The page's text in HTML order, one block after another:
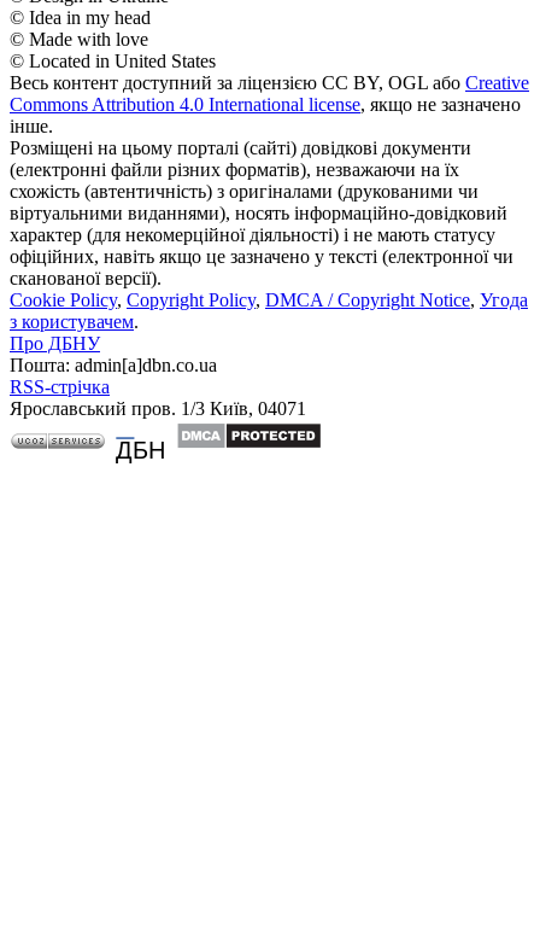
© Idea in my head
© Made with love
© Located in United States
Весь контент доступний за ліцензією CC BY, OGL або Creative
Commons Attribution 4.0 International license, якщо не зазначено
інше.
Розміщені на цьому порталі (сайті) довідкові документи
(електронні файли різних форматів), незважаючи на їх
схожість (автентичність) з оригіналами (друкованими чи
віртуальними виданнями), носять інформаційно-довідковий
характер (для некомерційної діяльності) і не мають статусу
офіційних, навіть якщо це зазначено у тексті (електронної чи
сканованої версії).
Cookie Policy, Copyright Policy, DMCA / Copyright Notice, Угода
з користувачем.
Про ДБНУ
Пошта: admin[а]dbn.co.ua
RSS-стрічка
Ярославський пров. 1/3 Київ, 04071